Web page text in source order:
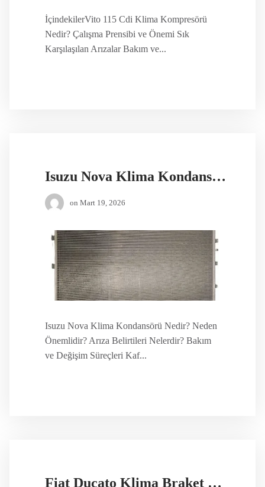
İçindekilerVito 115 Cdi Klima Kompresörü
Nedir? Çalışma Prensibi ve Önemi Sık
Karşılaşılan Arızalar Bakım ve...
Isuzu Nova Klima Kondansörü
on Mart 19, 2026
Isuzu Nova Klima Kondansörü Nedir? Neden
Önemlidir? Arıza Belirtileri Nelerdir? Bakım
ve Değişim Süreçleri Kaf...
Fiat Ducato Klima Braket Gövdesi (2007-2017)